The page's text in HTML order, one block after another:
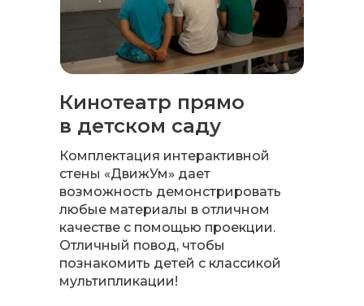
Кинотеатр прямо
в детском саду
Комплектация интерактивной
стены «ДвижУм» дает
возможность демонстрировать
любые материалы в отличном
качестве с помощью проекции.
Отличный повод, чтобы
познакомить детей с классикой
мультипликации!